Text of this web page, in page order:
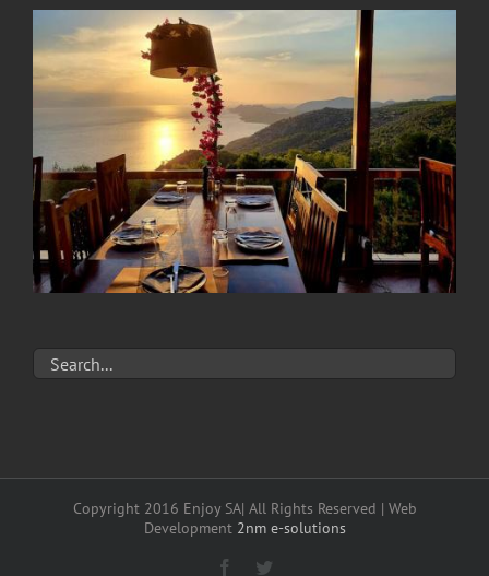
Development2nm e-solutions